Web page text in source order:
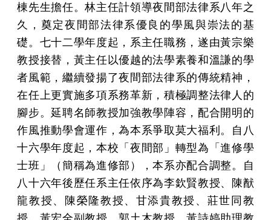
棟先生擔任。林主任計領導夜間部法律系八年之
久，奠定夜間部法律系優良的學風與崇法的基
礎。七十二學年度起，系主任職務，遂由黃宗樂
教授接替，黃主任以優越的法學素養和溫謙的學
者風範，繼續發揚了夜間部法律系的傳統精神，
在任上更實施多項系務革新，積極調整法律人的
腳步。延聘名師教授加強教學陣容，配合開明的
作風推動學會運作，為本系爭取莫大福利。自八
十六學年度起，本校「夜間部」轉型為「進修學
士班」（簡稱為進修部），本系亦配合調整。自
八十六年後歷任系主任依序為李欽賢教授、陳猷
龍教授、陳榮隆教授、甘添貴教授、莊世同教